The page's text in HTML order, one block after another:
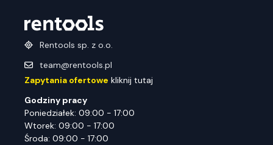
Rentools sp. z o.o.
team@rentools.pl
Zapytania ofertowe kliknij tutaj
Godziny pracy
Poniedziałek: 09:00 - 17:00
Wtorek: 09:00 - 17:00
Środa: 09:00 - 17:00